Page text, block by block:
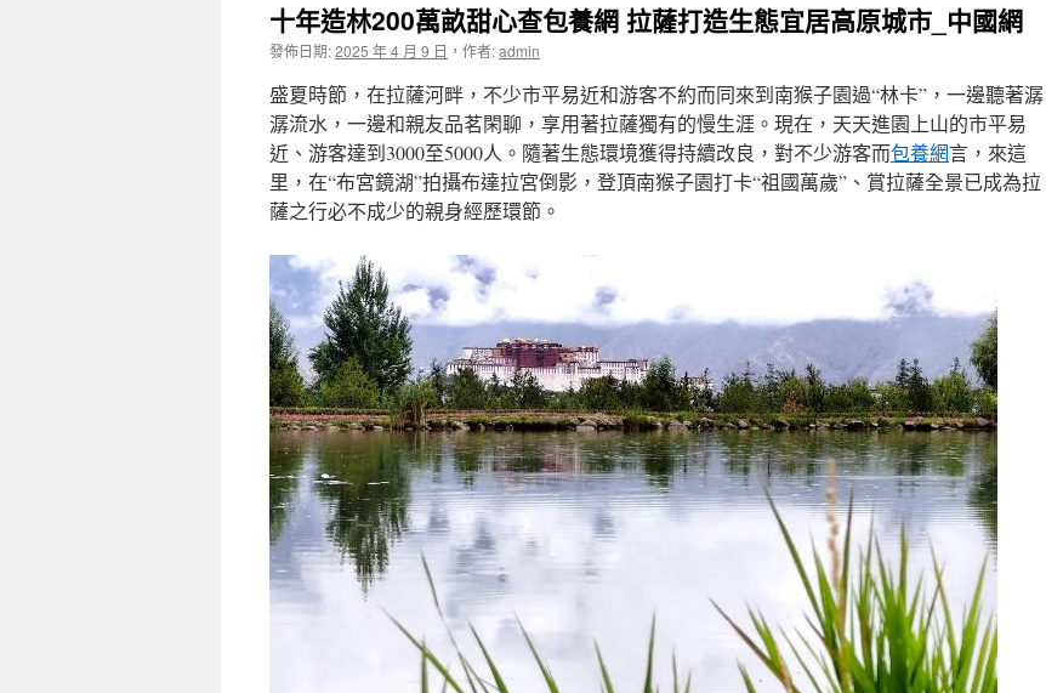
十年造林200萬畝甜心查包養網 拉薩打造生態宜居高原城市_中國網
發佈日期:2025 年 4 月 9 日 ， 作者:admin
盛夏時節，在拉薩河畔，不少市平易近和游客不約而同來到南猴子園過“林卡”，一邊聽著潺
潺流水，一邊和親友品茗閑聊，享用著拉薩獨有的慢生涯。現在，天天進園上山的市平易
近、游客達到3000至5000人。隨著生態環境獲得持續改良，對不少游客而包養網言，來這
里，在“布宮鏡湖”拍攝布達拉宮倒影，登頂南猴子園打卡“祖國萬歲”、賞拉薩全景已成為拉
薩之行必不成少的親身經歷環節。